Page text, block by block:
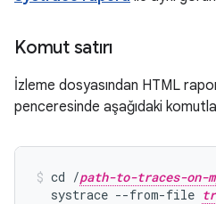
Komut satırı
İzleme dosyasından HTML
penceresinde aşağıdaki
cd /path-to-traces-on-
  systrace --from-file